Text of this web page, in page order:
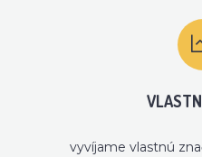
vyvíjame vlastnú